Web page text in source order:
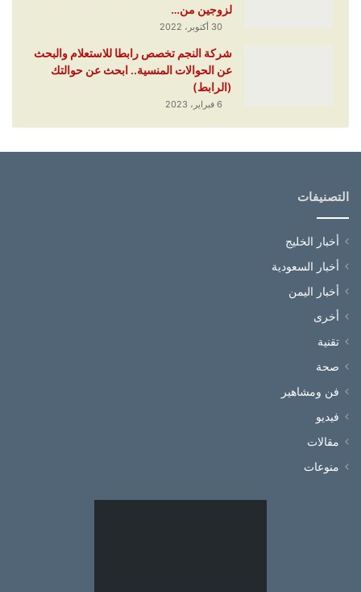
لزوجين من…
30 أكتوبر، 2022
شركة النجم تخصص رابطا للاستعلام والبحث
عن الحوالات المنسية.. ابحث عن حوالتك
(الرابط)
6 فبراير، 2023
التصنيفات
أخبار الخليج
أخبار السعودية
أخبار اليمن
أخرى
تقنية
صحة
فن ومشاهير
فيديو
مقالات
منوعات